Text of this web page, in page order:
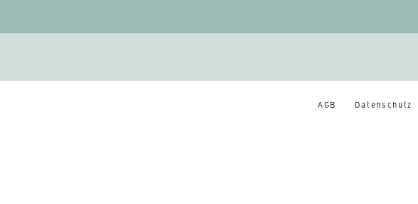
AGB Datenschutz